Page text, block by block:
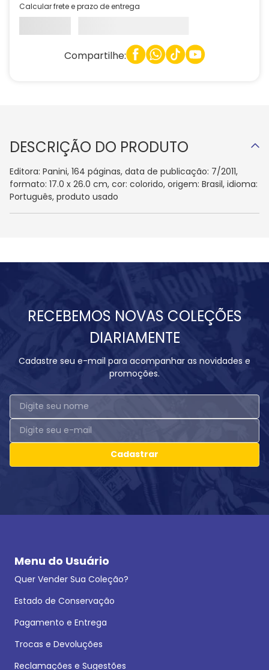
Calcular frete e prazo de entrega
Compartilhe:
DESCRIÇÃO DO PRODUTO
Editora: Panini, 164 páginas, data de publicação: 7/2011,
formato: 17.0 x 26.0 cm, cor: colorido, origem: Brasil, idioma:
Português, produto usado
RECEBEMOS NOVAS COLEÇÕES
DIARIAMENTE
Cadastre seu e-mail para acompanhar as novidades e
promoções.
Cadastrar
Menu do Usuário
Quer Vender Sua Coleção?
Estado de Conservação
Pagamento e Entrega
Trocas e Devoluções
Reclamações e Sugestões